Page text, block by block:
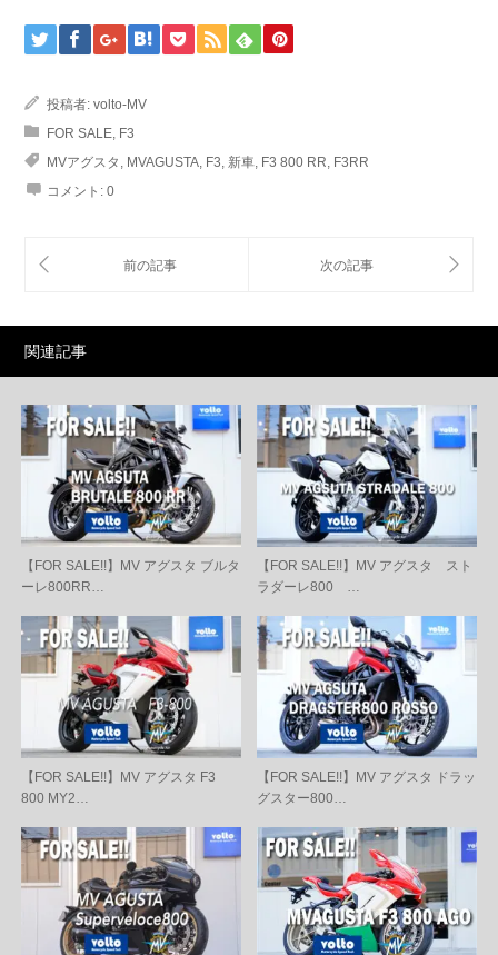
投稿者: volto-MV
FOR SALE, F3
MVアグスタ , MVAGUSTA, F3, 新車, F3 800 RR, F3RR
コメント: 0
関連記事
【FOR SALE!!】MV アグスタ ブルタ
ーレ800RR…
【FOR SALE!!】MV アグスタ スト
ラダーレ800 …
【FOR SALE!!】MV アグスタ F3
800 MY2…
【FOR SALE!!】MV アグスタ ドラッ
グスター800…